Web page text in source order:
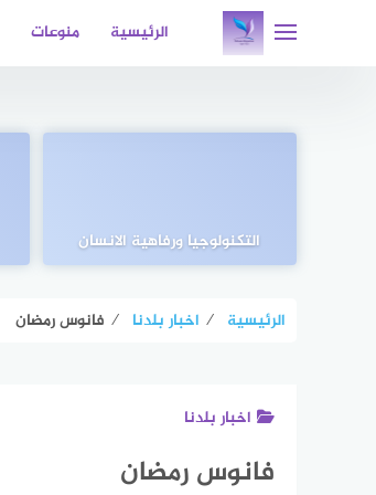
الرئيسية منوعات
التكنولوجيا ورفاهية الانسان
الرئيسية ⁄ اخبار بلدنا ⁄ فانوس رمضان
اخبار بلدنا
فانوس رمضان